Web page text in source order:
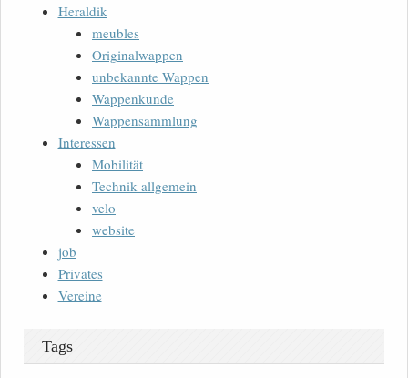
Heraldik
meubles
Originalwappen
unbekannte Wappen
Wappenkunde
Wappensammlung
Interessen
Mobilität
Technik allgemein
velo
website
job
Privates
Vereine
Tags